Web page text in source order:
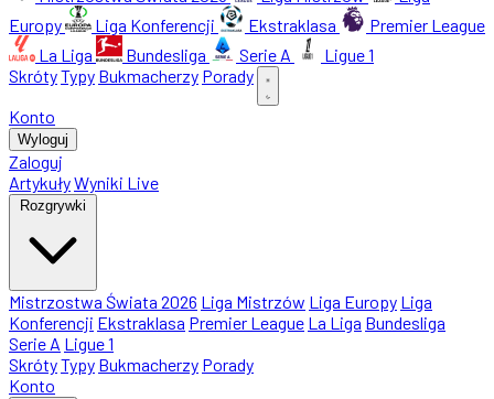
Europy
Liga Konferencji Ekstraklasa
Premier League
La Liga
Bundesliga Serie A
Ligue 1
SkrótyTypy Bukmacherzy Porady
Konto
Wyloguj
Zaloguj
ArtykułyWyniki Live
Rozgrywki
Mistrzostwa Świata 2026 Liga Mistrzów Liga Europy Liga
Konferencji Ekstraklasa Premier League La Liga Bundesliga
Serie A Ligue 1
SkrótyTypy Bukmacherzy Porady
Konto